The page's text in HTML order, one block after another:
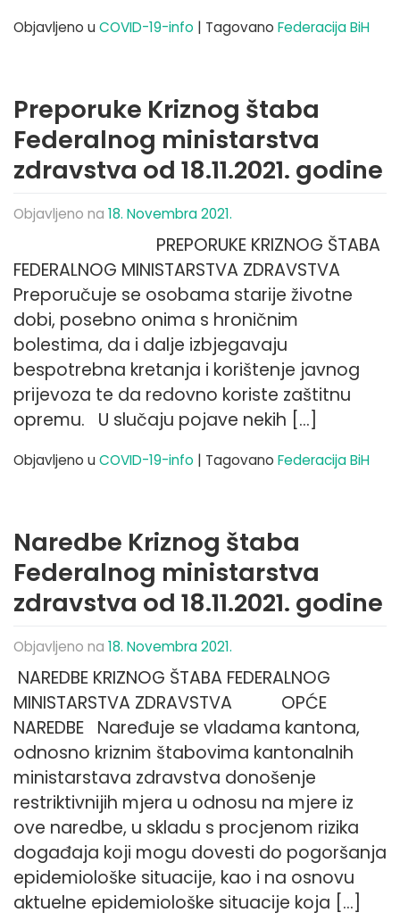
Objavljeno u COVID-19-info | Tagovano Federacija BiH
Preporuke Kriznog štaba
Federalnog ministarstva
zdravstva od 18.11.2021. godine
Objavljeno na 18. Novembra 2021.
PREPORUKE KRIZNOG ŠTABA
FEDERALNOG MINISTARSTVA ZDRAVSTVA
Preporučuje se osobama starije životne
dobi, posebno onima s hroničnim
bolestima, da i dalje izbjegavaju
bespotrebna kretanja i korištenje javnog
prijevoza te da redovno koriste zaštitnu
opremu. U slučaju pojave nekih […]
Objavljeno u COVID-19-info | Tagovano Federacija BiH
Naredbe Kriznog štaba
Federalnog ministarstva
zdravstva od 18.11.2021. godine
Objavljeno na 18. Novembra 2021.
NAREDBE KRIZNOG ŠTABA FEDERALNOG
MINISTARSTVA ZDRAVSTVA OPĆE
NAREDBE Naređuje se vladama kantona,
odnosno kriznim štabovima kantonalnih
ministarstava zdravstva donošenje
restriktivnijih mjera u odnosu na mjere iz
ove naredbe, u skladu s procjenom rizika
događaja koji mogu dovesti do pogoršanja
epidemiološke situacije, kao i na osnovu
aktuelne epidemiološke situacije koja […]